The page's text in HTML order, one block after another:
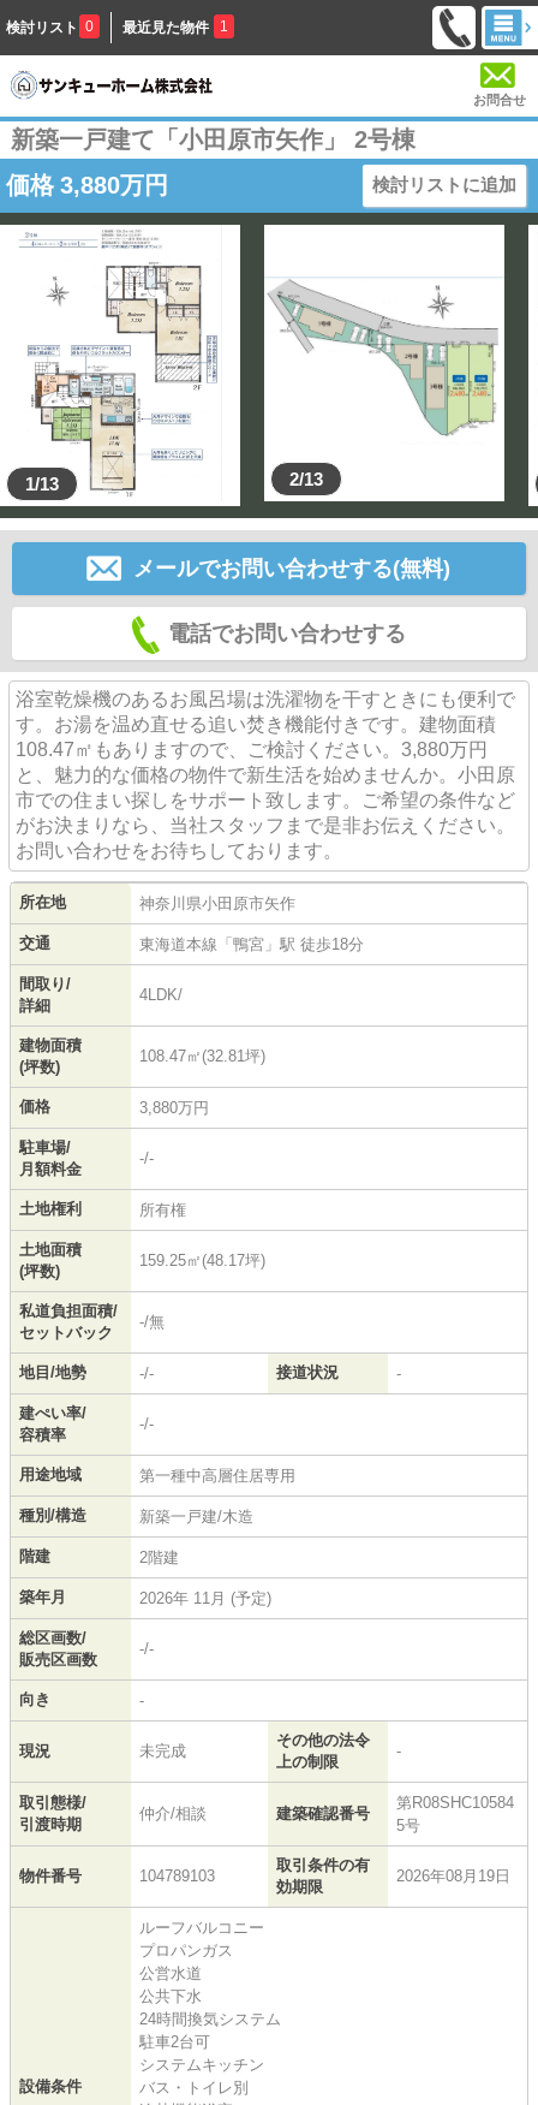
検討リスト 0 最近見た物件 1
お問合せ
新築一戸建て「小田原市矢作」 2号棟
価格 3,880万円 検討リストに追加
1/13 2/13
メールでお問い合わせする(無料)
電話でお問い合わせする
浴室乾燥機のあるお風呂場は洗濯物を干すときにも便利で
す。お湯を温め直せる追い焚き機能付きです。建物面積
108.47㎡もありますので、ご検討ください。3,880万円
と、魅力的な価格の物件で新生活を始めませんか。小田原
市での住まい探しをサポート致します。ご希望の条件など
がお決まりなら、当社スタッフまで是非お伝えください。
お問い合わせをお待ちしております。
所在地 神奈川県小田原市矢作
交通 東海道本線 「 鴨宮 」駅 徒歩18分
間取り/
詳細
4LDK/
建物面積
(坪数)
108.47㎡(32.81坪)
価格 3,880万円
駐車場/
月額料金
-/-
土地権利 所有権
土地面積
(坪数)
159.25㎡(48.17坪)
私道負担面積/
セットバック
-/無
地目/地勢 -/- 接道状況 -
建ぺい率/
容積率
-/-
用途地域 第一種中高層住居専用
種別/構造 新築一戸建/木造
階建 2階建
築年月 2026年 11月 (予定)
総区画数/
販売区画数
-/-
向き -
現況 未完成
その他の法令
上の制限
-
取引態様/
引渡時期
仲介/相談 建築確認番号
第R08SHC10584
5号
物件番号 104789103
取引条件の有
効期限
2026年08月19日
設備条件
ルーフバルコニー
プロパンガス
公営水道
公共下水
24時間換気システム
駐車2台可
システムキッチン
バス・トイレ別